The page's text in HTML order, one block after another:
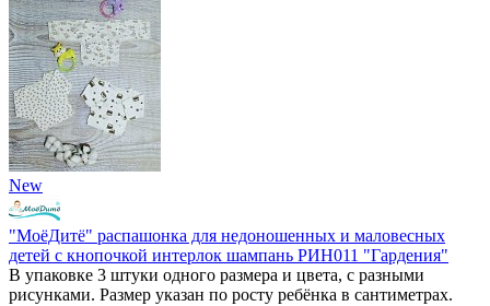
New
"МоёДитё" распашонка для недоношенных и маловесных
детей с кнопочкой интерлок шампань РИН011 "Гардения"
В упаковке 3 штуки одного размера и цвета, с разными
рисунками. Размер указан по росту ребёнка в сантиметрах.